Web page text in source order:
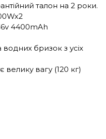
талон на 2 роки.
4400mAh
водних бризок з усіх
вагу (120 кг)